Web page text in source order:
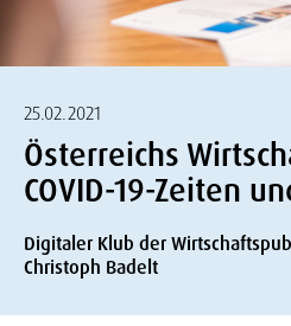
25.02.2021
Österreichs
COVID-19-Zeiten
Digitaler Klub der
Christoph Badelt